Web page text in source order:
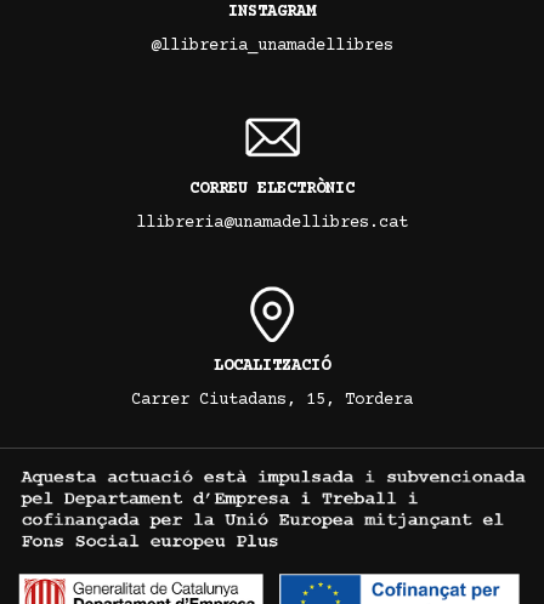
INSTAGRAM
@llibreria_unamadellibres
CORREU ELECTRÒNIC
llibreria@unamadellibres.cat
LOCALITZACIÓ
Carrer Ciutadans, 15, Tordera